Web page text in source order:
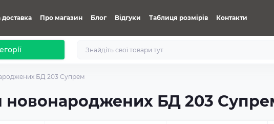
доставка Про магазин Блог Відгуки Таблиця розмірів Контакти
БД 203 Супрем
новонароджених БД 203